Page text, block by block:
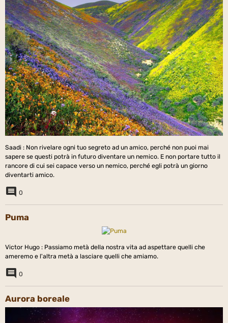
Saadi : Non rivelare ogni tuo segreto ad un amico, perché non puoi mai
sapere se questi potrà in futuro diventare un nemico. E non portare tutto il
rancore di cui sei capace verso un nemico, perché egli potrà un giorno
diventarti amico.
0
Puma
Victor Hugo : Passiamo metà della nostra vita ad aspettare quelli che
ameremo e l'altra metà a lasciare quelli che amiamo.
0
Aurora boreale